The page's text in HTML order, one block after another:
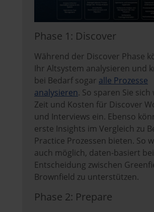
Phase 1: Discover
Während der Discover Phase
Ihr Altsystem analysieren und
bei Bedarf sogar alle Prozesse
analysieren. So sparen Sie
Zeit und Kosten für Discover
und Interviews ein. Ebenso
erste Insights im Vergleich zu
Practice Prozessen bieten. So
auch möglich, daten-basiert
Entscheidung zwischen
Brownfield zu unterstützen.
Phase 2: Prepare